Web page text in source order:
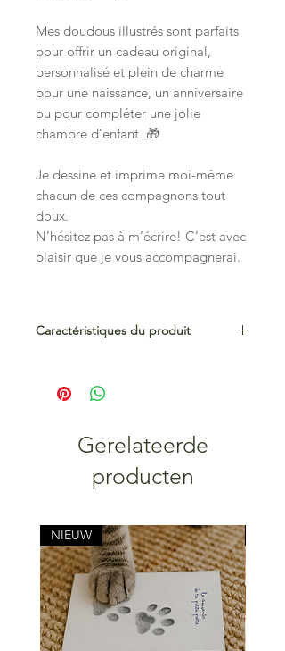
Mes doudous illustrés sont parfaits
pour offrir un cadeau original,
personnalisé et plein de charme
pour une naissance, un anniversaire
ou pour compléter une jolie
chambre d’enfant. 🎁
Je dessine et imprime moi-même
chacun de ces compagnons tout
doux.
N’hésitez pas à m’écrire! C’est avec
plaisir que je vous accompagnerai.
Caractéristiques du produit
ou A3 (29,7x42 cm)
Impression HD sur papier dessin.
Gerelateerde
producten
NIEUW